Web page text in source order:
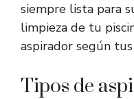
siempre lista para
limpieza de tu
aspirador según
Tipos de